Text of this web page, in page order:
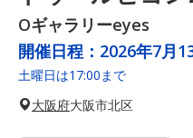
Oギャラリーeyes
開催日程： 2026年7月
土曜日は17:00まで
大阪府大阪市北区